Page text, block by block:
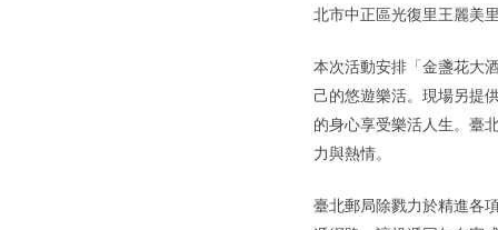
北市中正區光復里王麗美
本次活動安排「金盞花大
己的悠遊樂活。現場另提
的身心享受樂活人生。臺
力與熱情。
臺北郵局除戮力於精進各